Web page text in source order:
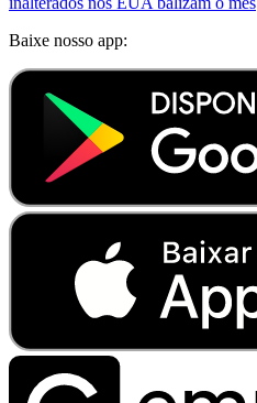
Baixe nosso app: